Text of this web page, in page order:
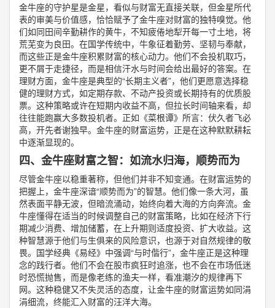
金牛座的守护星是金星，看似与财富无直接关联，但金星所代
表的审美与价值感，恰恰赋予了金牛座对财富的独特嗅觉。他
们如同田间辛勤耕作的黄牛，不知疲倦地犁开每一寸土地，将
荒芜变为良田。在国学传统中，牛象征着勤劳、坚韧与奉献，
而这些正是金牛座积累财富的核心动力。他们不会投机取巧，
更不屑于走捷径，而是相信汗水与时间会给出最好的答案。在
理财方面，金牛座是典型的“长期主义者”，他们更愿意选择稳
健的理财方式，如定期存款、不动产投资或长期持有的优质股
票。这种策略或许在短期内收益不高，但拉长时间轴来看，却
往往能跑赢大多数投机者。正如《菜根谭》所言：伏久者飞必
高，开先者谢独早。金牛座的财富运势，正是在这种默默耕耘
中逐渐显现的。
四、金牛座财富之智：如流水归海，顺势而为
尽管金牛座以稳重著称，但他们并非不知变通。在财富运势的
把握上，金牛座深谙“顺势而为”的智慧。他们像一条大河，虽
然表面平静无波，但暗流涌动，始终向着大海的方向奔流。金
牛座懂得在适当的时候调整自己的财富策略，比如在经济下行
期减少消费、增加储蓄，在上升期则适度投资、扩大收益。这
种智慧源于他们与生俱来的风险意识，也源于对自然规律的敬
畏。国学经典《易经》中强调“与时偕行”，金牛座正是这种理
念的践行者。他们不会在股市疯狂时追涨，也不会在市场低迷
时恐慌抛售，而是像老练的渔夫一样，看准潮汐的规律再下
网。这种稳健又不失灵活的态度，让金牛座的财富运势如同涓
涓细流，终能汇入财富的汪洋大海。